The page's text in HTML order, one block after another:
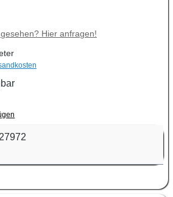
Hier anfragen!
27972